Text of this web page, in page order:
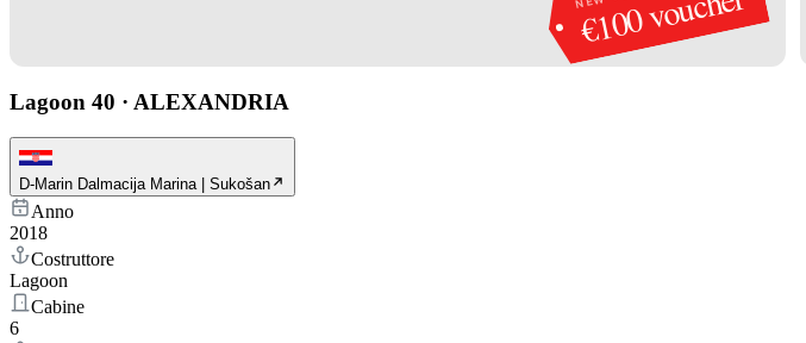
Lagoon 40 · ALEXANDRIA
D-Marin Dalmacija Marina | Sukošan
Anno
2018
Costruttore
Lagoon
Cabine
6